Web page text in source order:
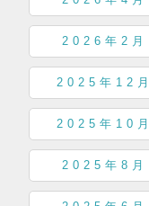
2026年2月
2025年12月
2025年10月
2025年8月